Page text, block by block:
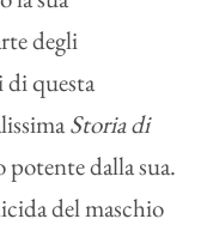
degli
questa
Storia di
dalla sua.
del maschio